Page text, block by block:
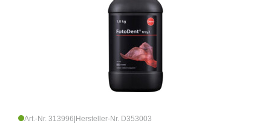
Art.-Nr. 313996 Hersteller-Nr. D353003